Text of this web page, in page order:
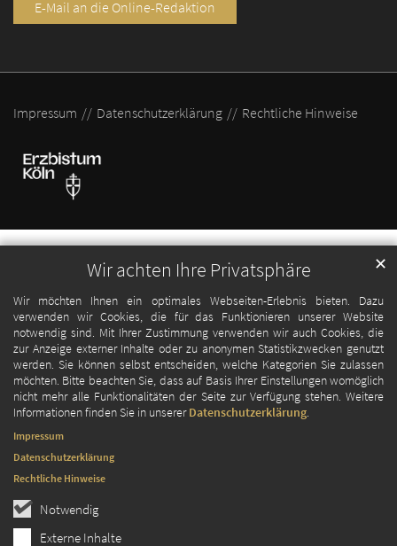
Wir achten Ihre Privatsphäre
Wir möchten Ihnen ein optimales Webseiten-Erlebnis bieten. Dazu
verwenden wir Cookies, die für das Funktionieren unserer Website
notwendig sind. Mit Ihrer Zustimmung verwenden wir auch Cookies, die
zur Anzeige externer Inhalte oder zu anonymen Statistikzwecken genutzt
werden. Sie können selbst entscheiden, welche Kategorien Sie zulassen
möchten. Bitte beachten Sie, dass auf Basis Ihrer Einstellungen womöglich
nicht mehr alle Funktionalitäten der Seite zur Verfügung stehen. Weitere
Informationen finden Sie in unsererDatenschutzerklärung.
Notwendig
Externe Inhalte
✕
Impressum
Datenschutzerklärung
Rechtliche Hinweise
E-Mail an die Online-Redaktion
Impressum Datenschutzerklärung Rechtliche Hinweise